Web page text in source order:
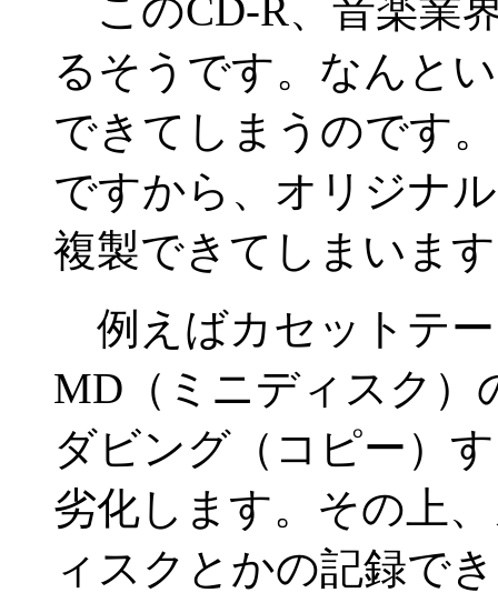
このCD-R、音楽業
るそうです。なんと
できてしまうのです
ですから、オリジナ
複製できてしまいま
例えばカセットテ
MD（ミニディスク）
ダビング（コピー）
劣化します。その上
ィスクとかの記録で